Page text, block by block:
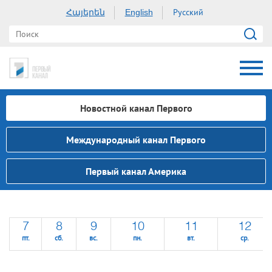
Հայերեն English Русский
Новостной канал Первого
Международный канал Первого
Первый канал Америка
7
пт.
8
сб.
9
вс.
10
пн.
11
вт.
12
ср.